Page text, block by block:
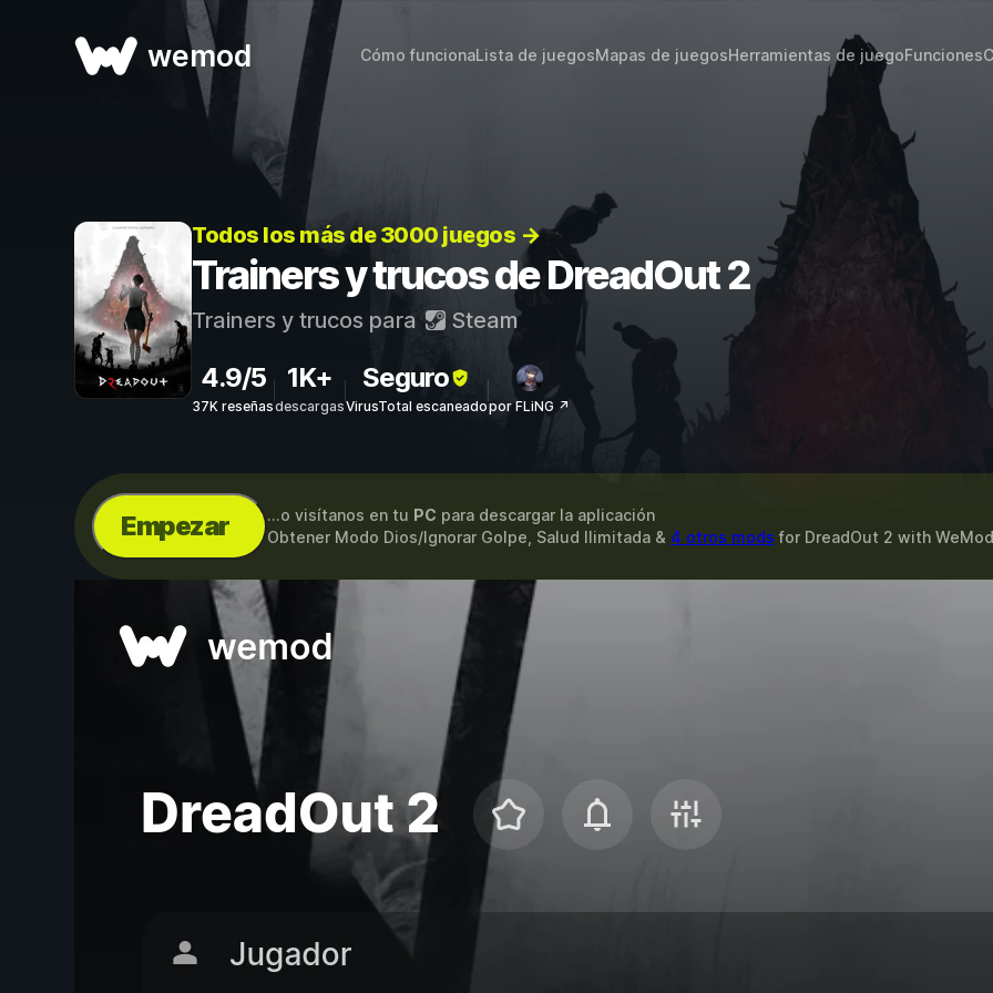
wemod Cómo funcionaLista de juegosMapas de juegosHerramientas de juegoFunciones
Todos los más de 3000 juegos →
Trainers y trucos de DreadOut 2
Trainers y trucos para Steam
4.9/5
37K reseñas
1K+
descargas
Seguro
VirusTotal escaneadopor FLiNG ↗
Empezar ...o visítanos en tu PC para descargar la aplicación
Obtener Modo Dios/Ignorar Golpe, Salud Ilimitada & 4 otros mods for DreadOut 2 with WeMod